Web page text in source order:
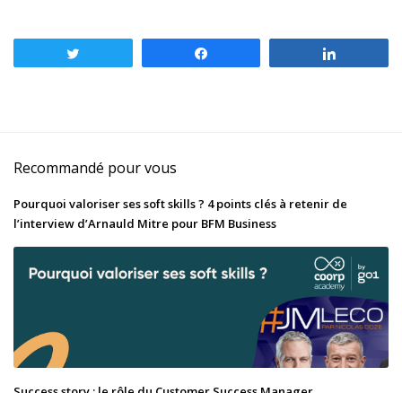
Recommandé pour vous
Pourquoi valoriser ses soft skills ? 4 points clés à retenir de
l’interview d’Arnauld Mitre pour BFM Business